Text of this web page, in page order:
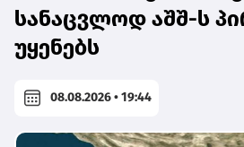
სანაცვლოდ აშშ-ს
უყენებს
08.08.2026 • 19:44